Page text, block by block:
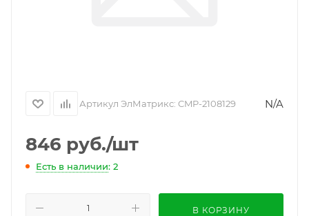
Артикул ЭлМатрикс: CMP-2108129 N/A
846 руб./шт
Есть в наличии: 2
В КОРЗИНУ